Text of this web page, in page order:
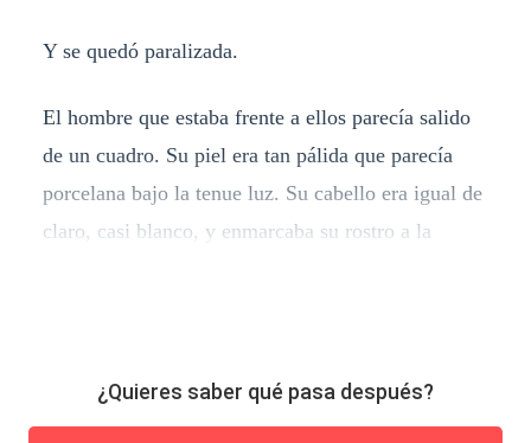
Y se quedó paralizada.
El hombre que estaba frente a ellos parecía salido
de un cuadro. Su piel era tan pálida que parecía
porcelana bajo la tenue luz. Su cabello era igual de
claro, casi blanco, y enmarcaba su rostro a la
¿Quieres saber qué pasa después?